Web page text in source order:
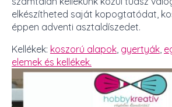
elkészítheted saját kopogtatódat,
éppen adventi asztaldíszedet.
Kellékek: koszorú alapok gyertyák
elemek és kellékek.